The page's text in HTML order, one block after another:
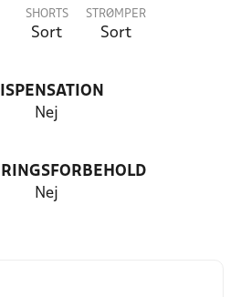
SHORTS
Sort
STRØMPER
Sort
Nej
Nej